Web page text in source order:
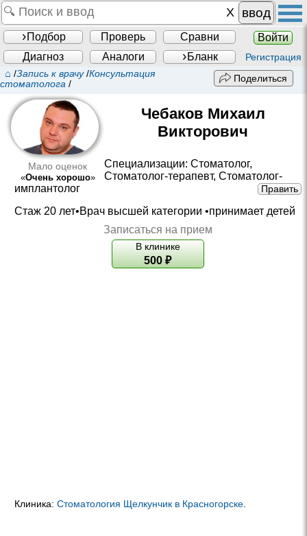
ввод
Подбор Проверь Сравни
Войти
Диагноз
Аналоги Бланк Регистрация
⌂ /Запись к врачу/Консультация
стоматолога /
Поделиться
Мало оценок
«Очень хорошо»
Чебаков Михаил
Викторович
Специализации: Стоматолог,
Стоматолог-терапевт, Стоматолог-
имплантолог
Править
Стаж 20 лет•Врач высшей категории •принимает детей
Записаться на прием
В клинике
500 ₽
Клиника: Стоматология Щелкунчик в Красногорске.